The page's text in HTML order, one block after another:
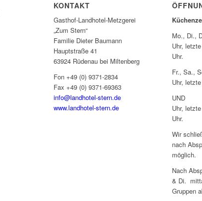
KONTAKT
Gasthof-Landhotel-Metzgerei
„Zum Stern“
Familie Dieter Baumann
Hauptstraße 41
63924 Rüdenau bei Miltenberg
Fon +49 (0) 9371-2834
Fax +49 (0) 9371-69363
info@landhotel-stern.de
www.landhotel-stern.de
Mo., Di.,
Uhr,
Uhr.
Fr., Sa.,
Uhr,
UND
Uhr,
Uhr.
Wir
nach
möglich.
Nach
& Di.
Gruppen